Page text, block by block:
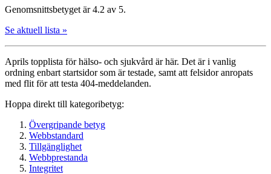
Genomsnittsbetyget är 4.2 av 5.
Se aktuell lista »
Aprils topplista för hälso- och sjukvård är här. Det är i vanlig
ordning enbart startsidor som är testade, samt att felsidor anropats
med flit för att testa 404-meddelanden.
Hoppa direkt till kategoribetyg:
Övergripande betyg
Webbstandard
Tillgänglighet
Webbprestanda
Integritet